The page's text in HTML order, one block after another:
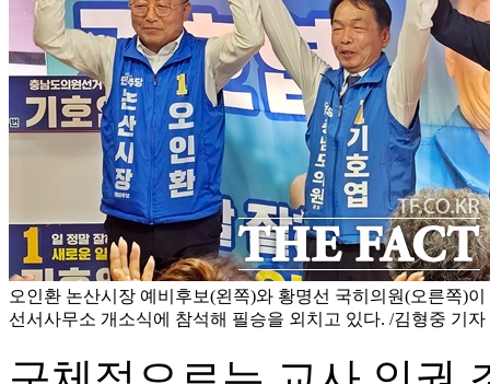
오인환 논산시장 예비후보(왼쪽)와 황명선 국히의원(오른쪽)
선서사무소 개소식에 참석해 필승을 외치고 있다. /김형중 기자